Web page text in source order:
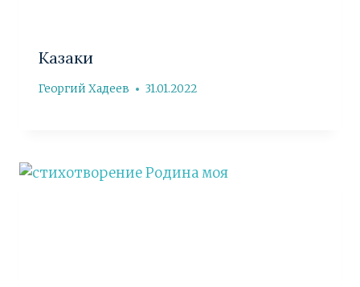
Казаки
Георгий Хадеев 31.01.2022